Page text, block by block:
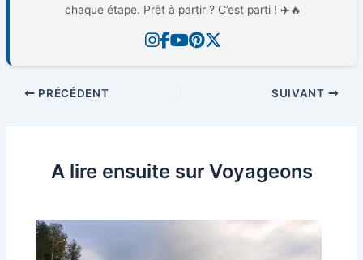
chaque étape. Prêt à partir ? C’est parti ! ✈️🔥
PRÉCÉDENT SUIVANT
A lire ensuite sur Voyageons